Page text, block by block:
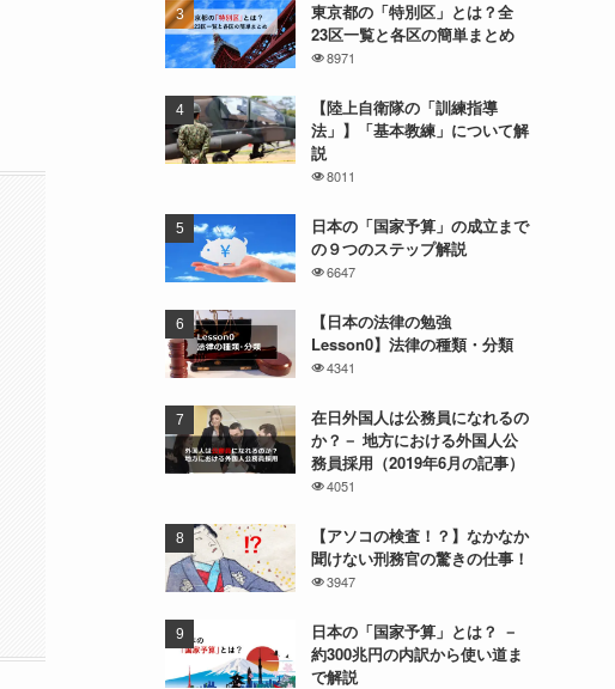
東京都の「特別区」とは？全
23区一覧と各区の簡単まとめ
8971
【陸上自衛隊の「訓練指導
法」】「基本教練」について解
説
8011
日本の「国家予算」の成立まで
の９つのステップ解説
6647
【日本の法律の勉強
Lesson0】法律の種類・分類
4341
在日外国人は公務員になれるの
か？－ 地方における外国人公
務員採用（2019年6月の記事）
4051
【アソコの検査！？】なかなか
聞けない刑務官の驚きの仕事！
3947
日本の「国家予算」とは？ －
約300兆円の内訳から使い道ま
で解説